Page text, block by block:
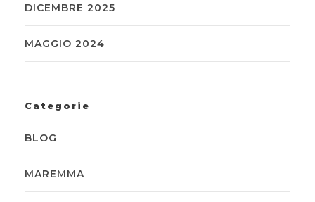
DICEMBRE 2025
MAGGIO 2024
Categorie
BLOG
MAREMMA